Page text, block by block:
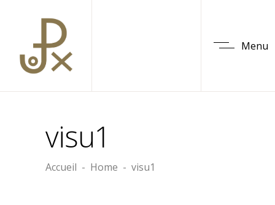
Menu
visu1
Accueil - Home - visu1